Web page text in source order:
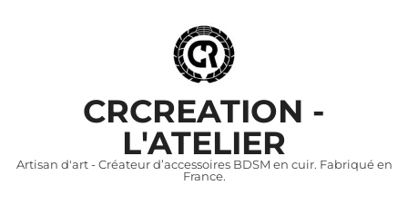
CRCREATION -
L'ATELIER
Artisan d'art - Créateur d’accessoires BDSM en cuir. Fabriqué en
France.